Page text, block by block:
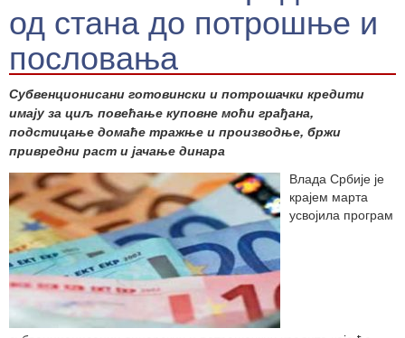
од стана до потрошње и
пословања
Субвенционисани готовински и потрошачки кредити
имају за циљ повећање куповне моћи грађана,
подстицање домаће тражње и производње, бржи
привредни раст и јачање динара
Влада Србије је
крајем марта
усвојила програм